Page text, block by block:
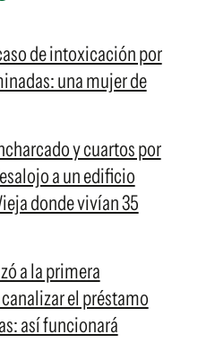
de intoxicación por
una mujer de
y cuartos por
a un edificio
donde vivían 35
a la primera
el préstamo
así funcionará